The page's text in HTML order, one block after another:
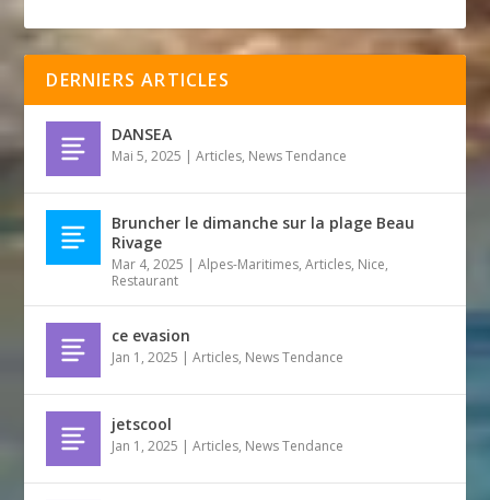
DERNIERS ARTICLES
DANSEA
Mai 5, 2025 |Articles, News Tendance
Bruncher le dimanche sur la plage Beau
Rivage
Mar 4, 2025 |Alpes-Maritimes,Articles, Nice,
Restaurant
ce evasion
Jan 1, 2025 |Articles, News Tendance
jetscool
Jan 1, 2025 |Articles, News Tendance